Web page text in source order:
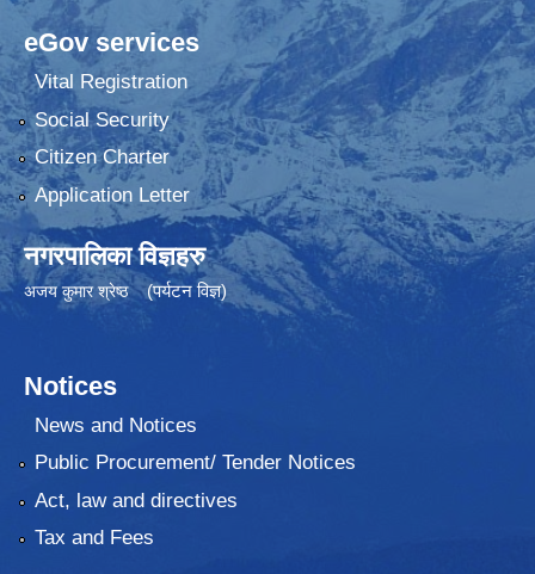
eGov services
Vital Registration
Social Security
Citizen Charter
Application Letter
नगरपालिका विज्ञहरु
अजय कुमार श्रेष्ठ (पर्यटन विज्ञ)
Notices
News and Notices
Public Procurement/ Tender Notices
Act, law and directives
Tax and Fees